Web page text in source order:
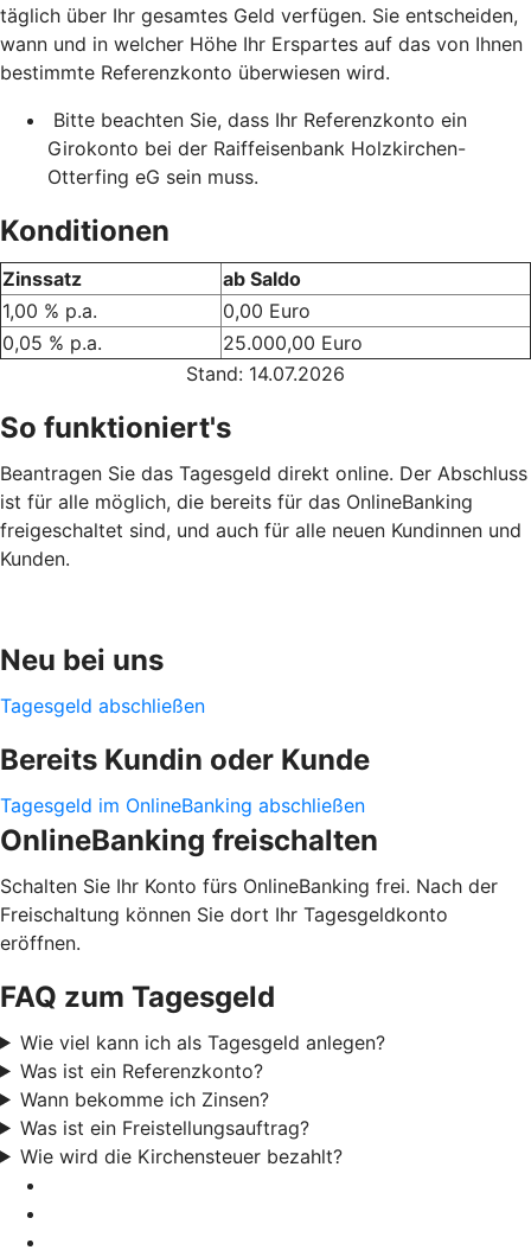
täglich über Ihr gesamtes Geld verfügen. Sie entscheiden,
wann und in welcher Höhe Ihr Erspartes auf das von Ihnen
bestimmte Referenzkonto überwiesen wird.
Bitte beachten Sie, dass Ihr Referenzkonto ein
Girokonto bei der Raiffeisenbank Holzkirchen-
Otterfing eG sein muss.
Konditionen
Zinssatz
ab Saldo
1,00 % p.a.
0,00 Euro
0,05 % p.a.
25.000,00 Euro
Stand: 14.07.2026
So funktioniert's
Beantragen Sie das Tagesgeld direkt online. Der Abschluss
ist für alle möglich, die bereits für das OnlineBanking
freigeschaltet sind, und auch für alle neuen Kundinnen und
Kunden.
Neu bei uns
Tagesgeld abschließen
Bereits Kundin oder Kunde
Tagesgeld im OnlineBanking abschließen
OnlineBanking freischalten
Schalten Sie Ihr Konto fürs OnlineBanking frei. Nach der
Freischaltung können Sie dort Ihr Tagesgeldkonto
eröffnen.
FAQ zum Tagesgeld
Wie viel kann ich als Tagesgeld anlegen?
Was ist ein Referenzkonto?
Wann bekomme ich Zinsen?
Was ist ein Freistellungsauftrag?
Wie wird die Kirchensteuer bezahlt?